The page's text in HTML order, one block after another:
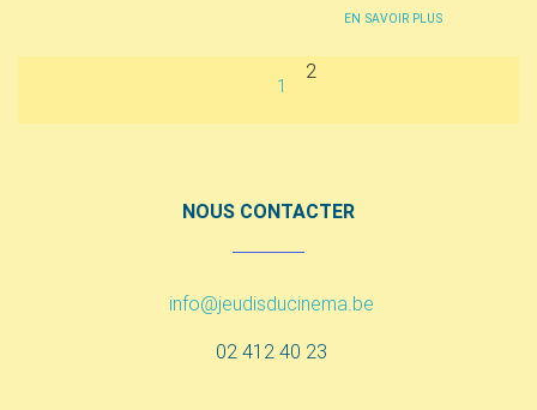
EN SAVOIR PLUS
1
2
NOUS CONTACTER
info@jeudisducinema.be
02 412 40 23